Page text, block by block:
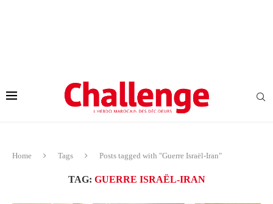
Home Tags Posts tagged with "Guerre Israël-Iran"
TAG: GUERRE ISRAËL-IRAN